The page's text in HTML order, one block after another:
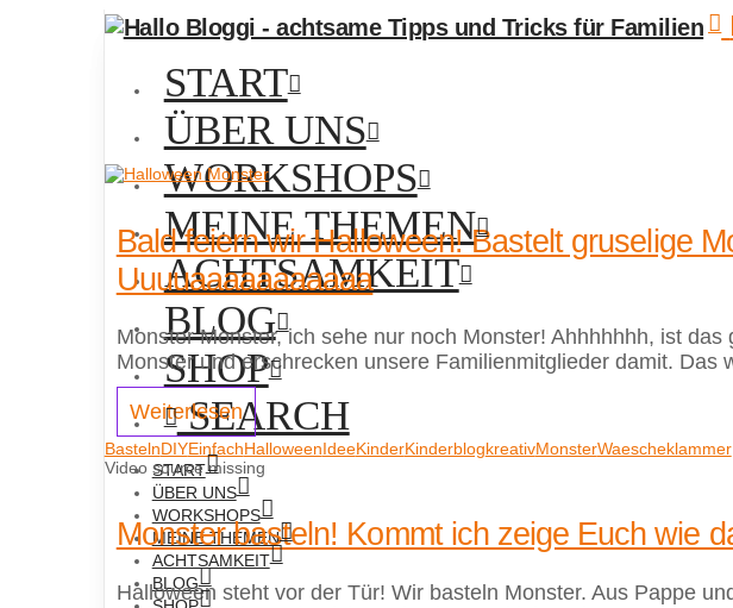
START
ÜBER UNS
WORKSHOPS
MEINE THEMEN
ACHTSAMKEIT
BLOG
SHOP
SEARCH
START
ÜBER UNS
WORKSHOPS
MEINE THEMEN
ACHTSAMKEIT
BLOG
Bald feiern wir Halloween! Bastelt gruselige
Uuuuaaaaaaaaaaa
Monster Monster, ich sehe nur noch Monster! Ahhhhhhh, ist
Monster und erschrecken unsere Familienmitglieder damit. Das
Weiterlesen
BastelnDIYEinfachHalloweenIdeeKinderKinderblogkreativMonsterWaescheklammer
Video source missing
Monster basteln! Kommt ich zeige Euch wie
Halloween steht vor der Tür! Wir basteln Monster. Aus Pappe